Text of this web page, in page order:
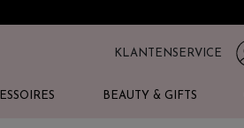
KLANTENSERVICE
BEAUTY & GIFTS